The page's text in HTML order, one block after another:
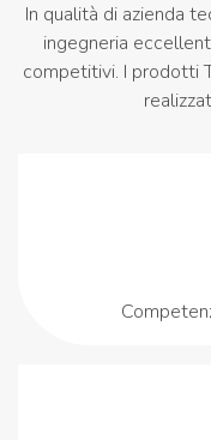
In qualità di azienda
ingegneria
competitivi. I prodotti